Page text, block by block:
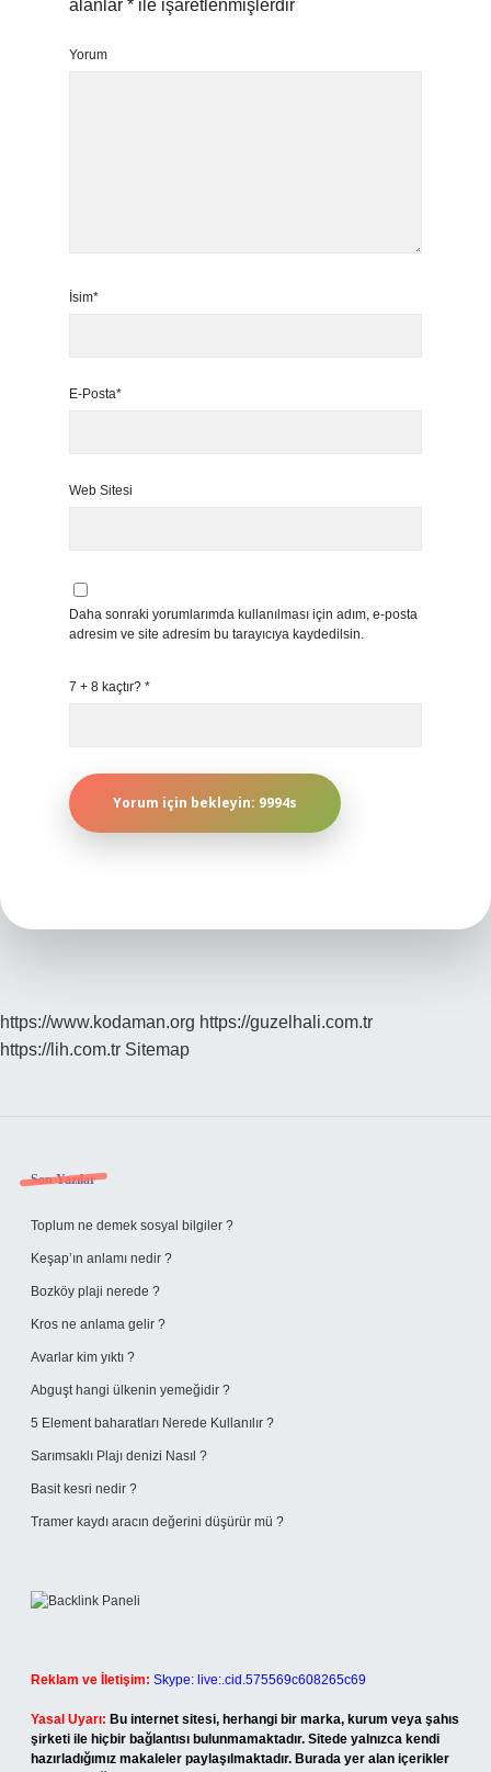
alanlar * ile işaretlenmişlerdir
Yorum
İsim*
E-Posta*
Web Sitesi
Daha sonraki yorumlarımda kullanılması için adım, e-posta
adresim ve site adresim bu tarayıcıya kaydedilsin.
7 + 8 kaçtır? *
https://www.kodaman.org https://guzelhali.com.tr
https://lih.com.tr Sitemap
Sidebar
Son Yazılar
Toplum ne demek sosyal bilgiler ?
Keşap’ın anlamı nedir ?
Bozköy plaji nerede ?
Kros ne anlama gelir ?
Avarlar kim yıktı ?
Abguşt hangi ülkenin yemeğidir ?
5 Element baharatları Nerede Kullanılır ?
Sarımsaklı Plajı denizi Nasıl ?
Basit kesri nedir ?
Tramer kaydı aracın değerini düşürür mü ?
Reklam ve İletişim: Skype: live:.cid.575569c608265c69
Yasal Uyarı: Bu internet sitesi, herhangi bir marka, kurum veya şahıs
şirketi ile hiçbir bağlantısı bulunmamaktadır. Sitede yalnızca kendi
hazırladığımız makaleler paylaşılmaktadır. Burada yer alan içerikler